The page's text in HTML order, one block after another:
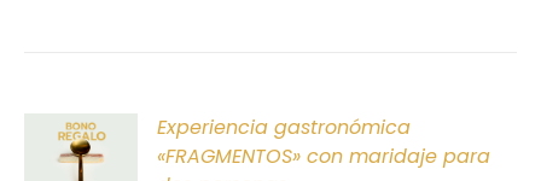
Experiencia gastronómica
«FRAGMENTOS» con maridaje para